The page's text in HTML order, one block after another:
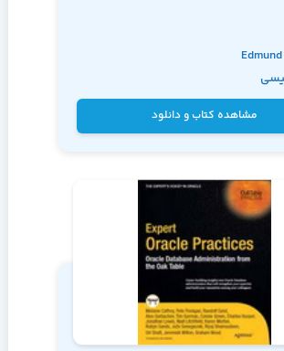
نویسنده: Edmund
مشاهده کتاب و دانلود